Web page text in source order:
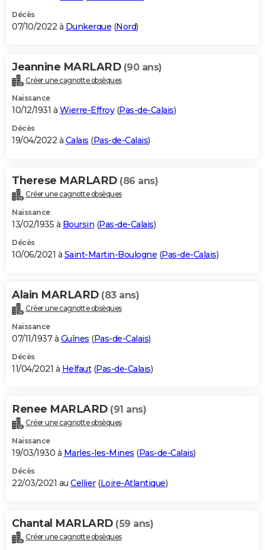
Décès
07/10/2022 à Dunkerque (Nord)
Jeannine MARLARD (90 ans)
Créer une cagnotte obsèques
Naissance
10/12/1931 à Wierre-Effroy(Pas-de-Calais)
Décès
19/04/2022 à Calais (Pas-de-Calais)
Therese MARLARD (86 ans)
Créer une cagnotte obsèques
Naissance
13/02/1935 à Boursin (Pas-de-Calais)
Décès
10/06/2021 à Saint-Martin-Boulogne (Pas-de-Calais)
Alain MARLARD (83 ans)
Créer une cagnotte obsèques
Naissance
07/11/1937 à Guînes (Pas-de-Calais)
Décès
11/04/2021 à Helfaut(Pas-de-Calais)
Renee MARLARD (91 ans)
Créer une cagnotte obsèques
Naissance
19/03/1930 à Marles-les-Mines (Pas-de-Calais)
Décès
22/03/2021 au Cellier(Loire-Atlantique)
Chantal MARLARD (59 ans)
Créer une cagnotte obsèques